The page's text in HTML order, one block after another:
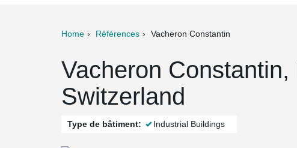
Home Références Vacheron Constantin
Vacheron Constantin,
Switzerland
Type de bâtiment: Industrial Buildings